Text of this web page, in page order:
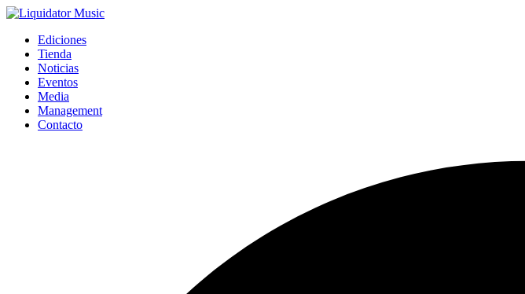
Ediciones
Tienda
Noticias
Eventos
Media
Management
Contacto